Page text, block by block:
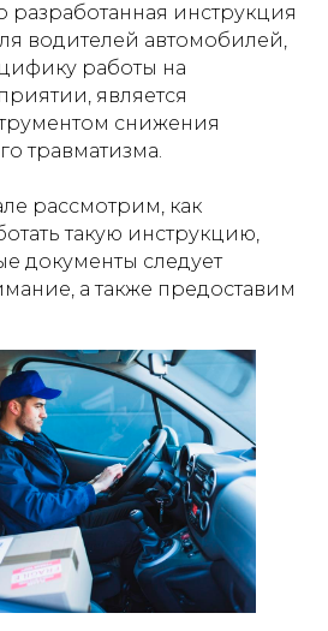
инструкция
водителей автомобилей,
работы на
является
снижения
травматизма.
рассмотрим, как
такую инструкцию,
документы следует
а также предоставим